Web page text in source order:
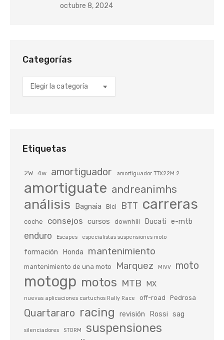
octubre 8, 2024
Categorías
Categorías
Etiquetas
2W 4w amortiguador amortiguador TTX22M.2
amortiguate andreanimhs
análisis Bagnaia Bici BTT carreras
coche consejos cursos downhill Ducati e-mtb
enduro Escapes especialistas suspensiones moto
formación Honda mantenimiento
mantenimiento de una moto Marquez MIVV moto
motogp motos MTB MX
nuevas aplicaciones cartuchos Rally Race off-road Pedrosa
Quartararo racing revisión Rossi sag
silenciadores STORM
suspensiones